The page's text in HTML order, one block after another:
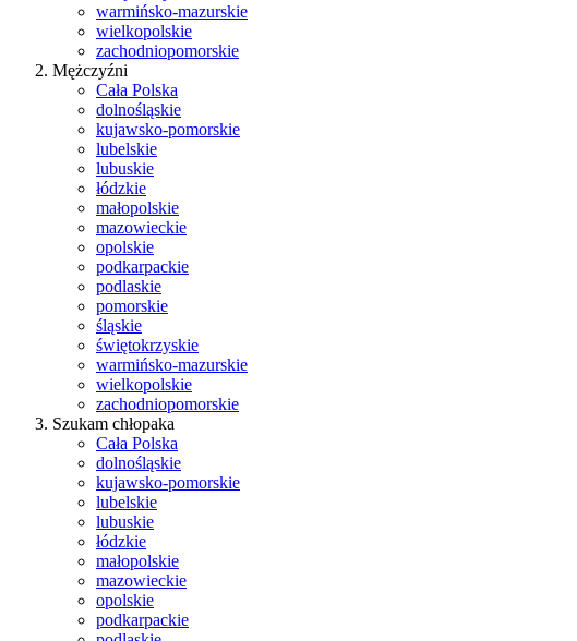
warmińsko-mazurskie
wielkopolskie
zachodniopomorskie
Mężczyźni
Cała Polska
dolnośląskie
kujawsko-pomorskie
lubelskie
lubuskie
łódzkie
małopolskie
mazowieckie
opolskie
podkarpackie
podlaskie
pomorskie
śląskie
świętokrzyskie
warmińsko-mazurskie
wielkopolskie
zachodniopomorskie
Szukam chłopaka
Cała Polska
dolnośląskie
kujawsko-pomorskie
lubelskie
lubuskie
łódzkie
małopolskie
mazowieckie
opolskie
podkarpackie